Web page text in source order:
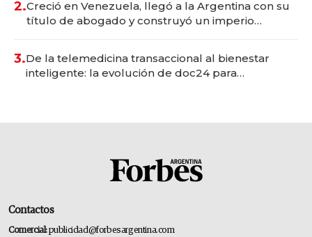
2.Creció en Venezuela, llegó a la Argentina con su
título de abogado y construyó un imperio
3.De la telemedicina transaccional al bienestar
inteligente: la evolución de doc24 para
Contactos
Comercial:publicidad@forbesargentina.com